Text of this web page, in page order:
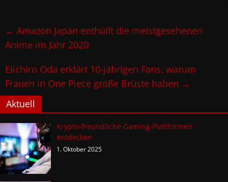
← Amazon Japan enthüllt die meistgesehenen
Anime im Jahr 2020
Eiichiro Oda erklärt 10-jährigen Fans, warum
Frauen in One Piece große Brüste haben →
Aktuell
Krypto-freundliche Gaming-Plattformen
entdecken
1. Oktober 2025